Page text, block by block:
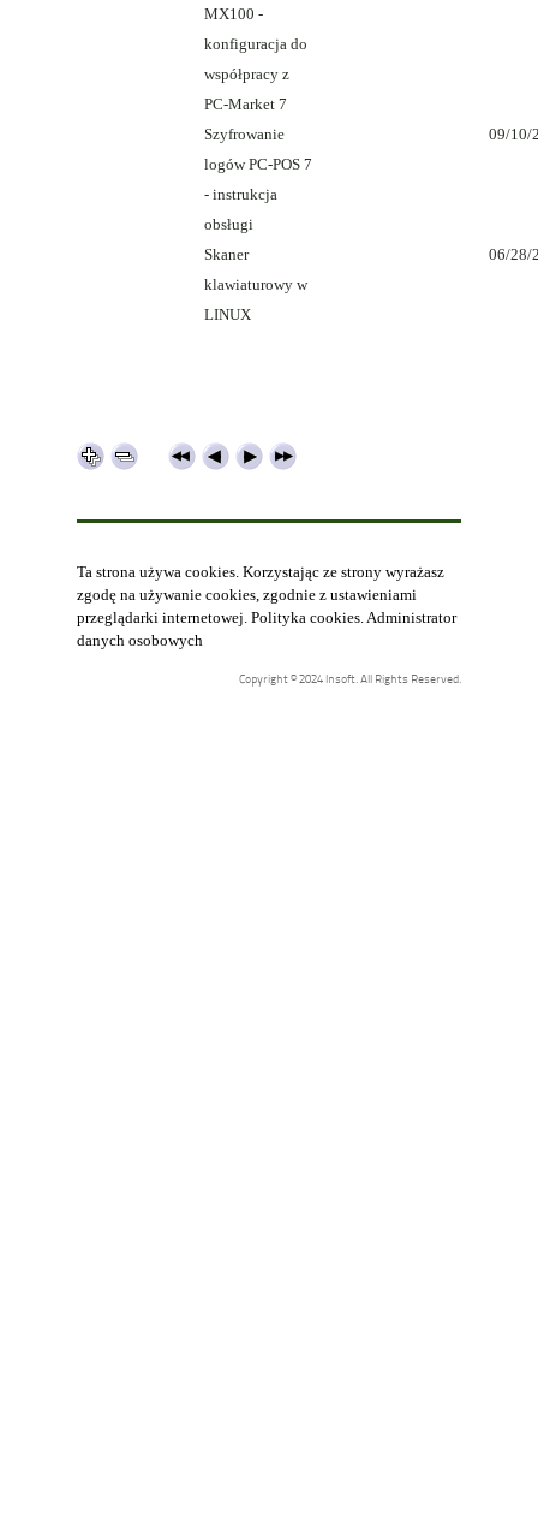
MX100 -
konfiguracja do
współpracy z
PC-Market 7
Szyfrowanie
logów PC-POS 7
- instrukcja
obsługi
09/10/
Skaner
klawiaturowy w
LINUX
06/28/
Ta strona używa cookies. Korzystając ze strony wyrażasz
zgodę na używanie cookies, zgodnie z ustawieniami
przeglądarki internetowej. Polityka cookies.Administrator
danych osobowych
Copyright © 2024 Insoft. All Rights Reserved.